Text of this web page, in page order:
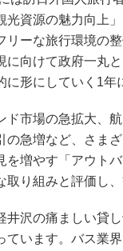
光資源の魅力向上
リーな旅行環境の
に向けて政府一丸
に形にしていく1年
市場の急拡大、
の急増など、さま
を増やす「アウト
取り組みと評価し
沢の痛ましい貸
ています。バス業